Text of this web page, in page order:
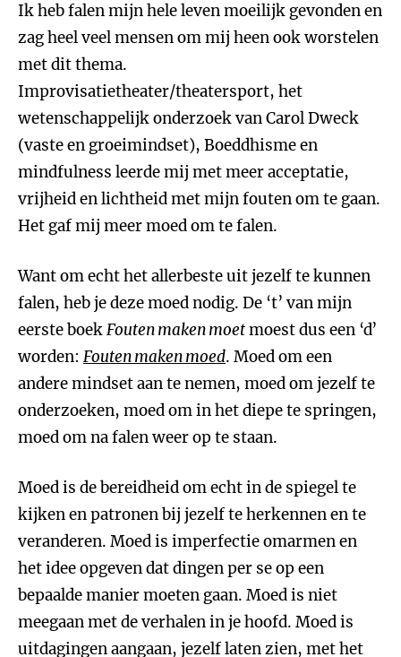
Ik heb falen mijn hele leven moeilijk gevonden en
zag heel veel mensen om mij heen ook worstelen
met dit thema.
Improvisatietheater/theatersport, het
wetenschappelijk onderzoek van Carol Dweck
(vaste en groeimindset), Boeddhisme en
mindfulness leerde mij met meer acceptatie,
vrijheid en lichtheid met mijn fouten om te gaan.
Het gaf mij meer moed om te falen.
Want om echt het allerbeste uit jezelf te kunnen
falen, heb je deze moed nodig. De ‘t’ van mijn
eerste boekFouten maken moetmoest dus een ‘d’
worden: Fouten maken moed. Moed om een
andere mindset aan te nemen, moed om jezelf te
onderzoeken, moed om in het diepe te springen,
moed om na falen weer op te staan.
Moed is de bereidheid om echt in de spiegel te
kijken en patronen bij jezelf te herkennen en te
veranderen. Moed is imperfectie omarmen en
het idee opgeven dat dingen per se op een
bepaalde manier moeten gaan. Moed is niet
meegaan met de verhalen in je hoofd. Moed is
uitdagingen aangaan, jezelf laten zien, met het